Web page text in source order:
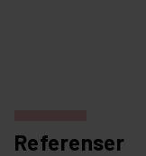
Referenser